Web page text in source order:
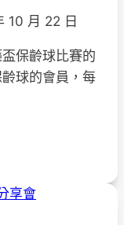
10 月 22 日
保齡球比賽的
球的會員，每